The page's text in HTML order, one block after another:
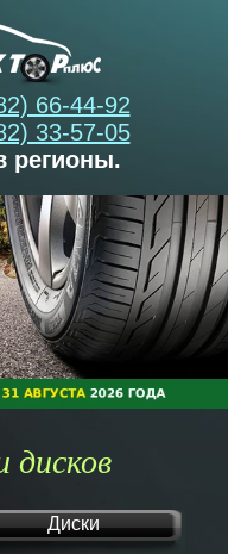
66-44-92
33-57-05
регионы.
Диски